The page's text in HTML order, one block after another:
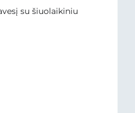
su šiuolaikiniu